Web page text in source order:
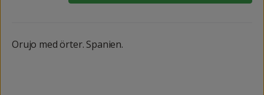
Orujo med örter. Spanien.